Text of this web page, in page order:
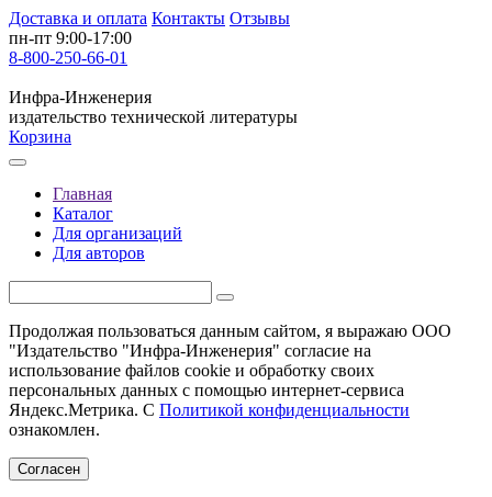
Доставка и оплата Контакты Отзывы
пн-пт 9:00-17:00
8-800-250-66-01
Инфра-Инженерия
издательство технической литературы
Корзина
Главная
Каталог
Для организаций
Для авторов
Продолжая пользоваться данным сайтом, я выражаю ООО
"Издательство "Инфра-Инженерия" согласие на
использование файлов cookie и обработку своих
персональных данных с помощью интернет-сервиса
Яндекс.Метрика. С Политикой конфиденциальности
ознакомлен.
Согласен